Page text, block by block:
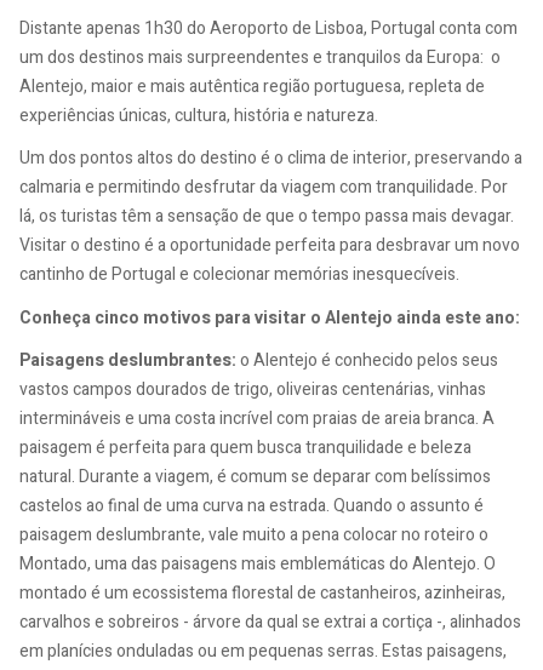
Distante apenas 1h30 do Aeroporto de Lisboa, Portugal conta com
um dos destinos mais surpreendentes e tranquilos da Europa: o
Alentejo, maior e mais autêntica região portuguesa, repleta de
experiências únicas, cultura, história e natureza.
Um dos pontos altos do destino é o clima de interior, preservando a
calmaria e permitindo desfrutar da viagem com tranquilidade. Por
lá, os turistas têm a sensação de que o tempo passa mais devagar.
Visitar o destino é a oportunidade perfeita para desbravar um novo
cantinho de Portugal e colecionar memórias inesquecíveis.
Conheça cinco motivos para visitar o Alentejo ainda este ano:
Paisagens deslumbrantes:o Alentejo é conhecido pelos seus
vastos campos dourados de trigo, oliveiras centenárias, vinhas
intermináveis e uma costa incrível com praias de areia branca. A
paisagem é perfeita para quem busca tranquilidade e beleza
natural. Durante a viagem, é comum se deparar com belíssimos
castelos ao final de uma curva na estrada. Quando o assunto é
paisagem deslumbrante, vale muito a pena colocar no roteiro o
Montado, uma das paisagens mais emblemáticas do Alentejo. O
montado é um ecossistema florestal de castanheiros, azinheiras,
carvalhos e sobreiros - árvore da qual se extrai a cortiça -, alinhados
em planícies onduladas ou em pequenas serras. Estas paisagens,